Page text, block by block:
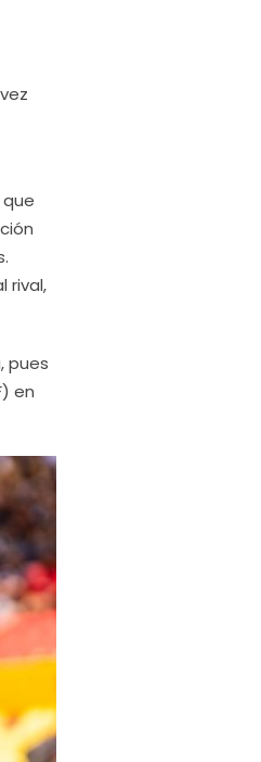
rival,
pues
en